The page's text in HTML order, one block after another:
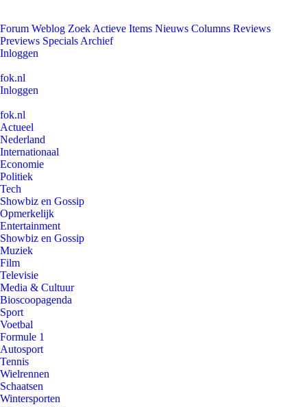
Forum Weblog Zoek Actieve Items Nieuws Columns Reviews
Previews Specials Archief
Inloggen
fok.nl
Inloggen
fok.nl
Actueel
Nederland
Internationaal
Economie
Politiek
Tech
Showbiz en Gossip
Opmerkelijk
Entertainment
Showbiz en Gossip
Muziek
Film
Televisie
Media & Cultuur
Bioscoopagenda
Sport
Voetbal
Formule 1
Autosport
Tennis
Wielrennen
Schaatsen
Wintersporten